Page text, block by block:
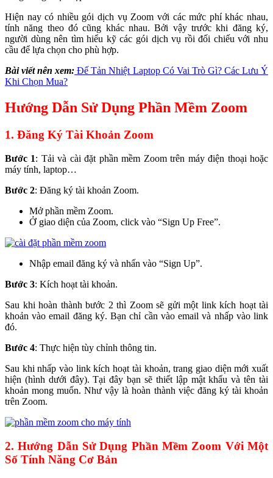
Hiện nay có nhiều gói dịch vụ Zoom với các mức phí khác nhau,
tính năng theo đó cũng khác nhau. Bởi vậy trước khi đăng ký,
người dùng nên tìm hiểu kỹ các gói dịch vụ rồi đối chiếu với nhu
cầu để lựa chọn cho phù hợp.
Bài viết nên xem: Đế Tản Nhiệt Laptop Có Vai Trò Gì? Các Lưu Ý
Khi Chọn Mua?
Hướng Dẫn Sử Dụng Phần Mềm Zoom
1. Đăng Ký Tài Khoản Zoom
Bước 1: Tải và cài đặt phần mềm Zoom trên máy điện thoại hoặc
máy tính, laptop…
Bước 2: Đăng ký tài khoản Zoom.
Mở phần mềm Zoom.
Ở giao diện của Zoom, click vào “Sign Up Free”.
Nhập email đăng ký và nhấn vào “Sign Up”.
Bước 3: Kích hoạt tài khoản.
Sau khi hoàn thành bước 2 thì Zoom sẽ gửi một link kích hoạt tài
khoản vào email đăng ký. Bạn chỉ cần vào email và nhấp vào link
đó.
Bước 4: Thực hiện tùy chỉnh thông tin.
Sau khi nhấp vào link kích hoạt tài khoản, trang giao diện mới xuất
hiện (hình dưới đây). Tại đây bạn sẽ thiết lập mật khẩu và tên tài
khoản mong muốn. Như vậy là hoàn thành việc đăng ký tài khoản
trên Zoom.
2. Hướng Dẫn Sử Dụng Phần Mềm Zoom Với Một
Số Tính Năng Cơ Bản